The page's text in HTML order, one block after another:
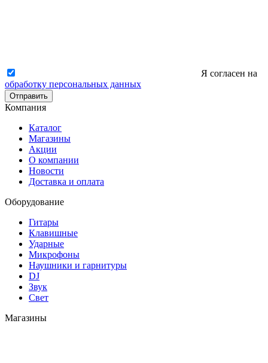
Я согласен на
обработку персональных данных
Отправить
Компания
Каталог
Магазины
Акции
О компании
Новости
Доставка и оплата
Оборудование
Гитары
Клавишные
Ударные
Микрофоны
Наушники и гарнитуры
DJ
Звук
Свет
Магазины